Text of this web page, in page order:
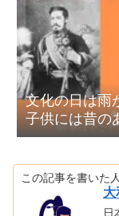
文化の日は雨
子供には昔の
この記事を書いた人
大
日